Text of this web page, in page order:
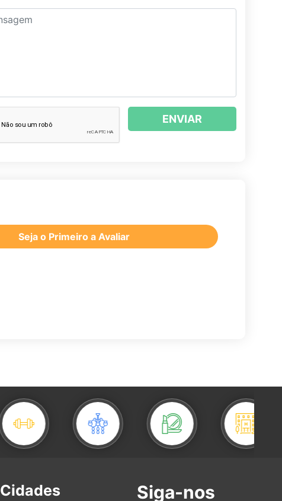
ENVIAR
Seja o Primeiro a Avaliar
Cidades Siga-nos